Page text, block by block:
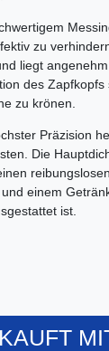
zu
liegt
des
zu krönen.
Präzision
Die
einem
ist.